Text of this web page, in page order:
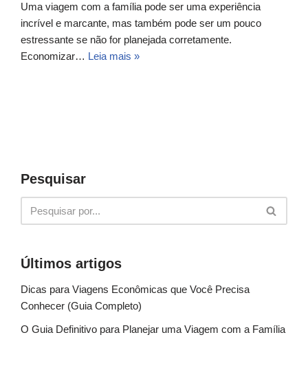
Uma viagem com a família pode ser uma experiência
incrível e marcante, mas também pode ser um pouco
estressante se não for planejada corretamente.
Economizar… Leia mais »
Pesquisar
Últimos artigos
Dicas para Viagens Econômicas que Você Precisa
Conhecer (Guia Completo)
O Guia Definitivo para Planejar uma Viagem com a Família